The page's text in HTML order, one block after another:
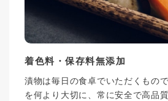
着色料・保存料無添加
漬物は毎日の食卓でいただくもの
を何より大切に、常に安全で高品